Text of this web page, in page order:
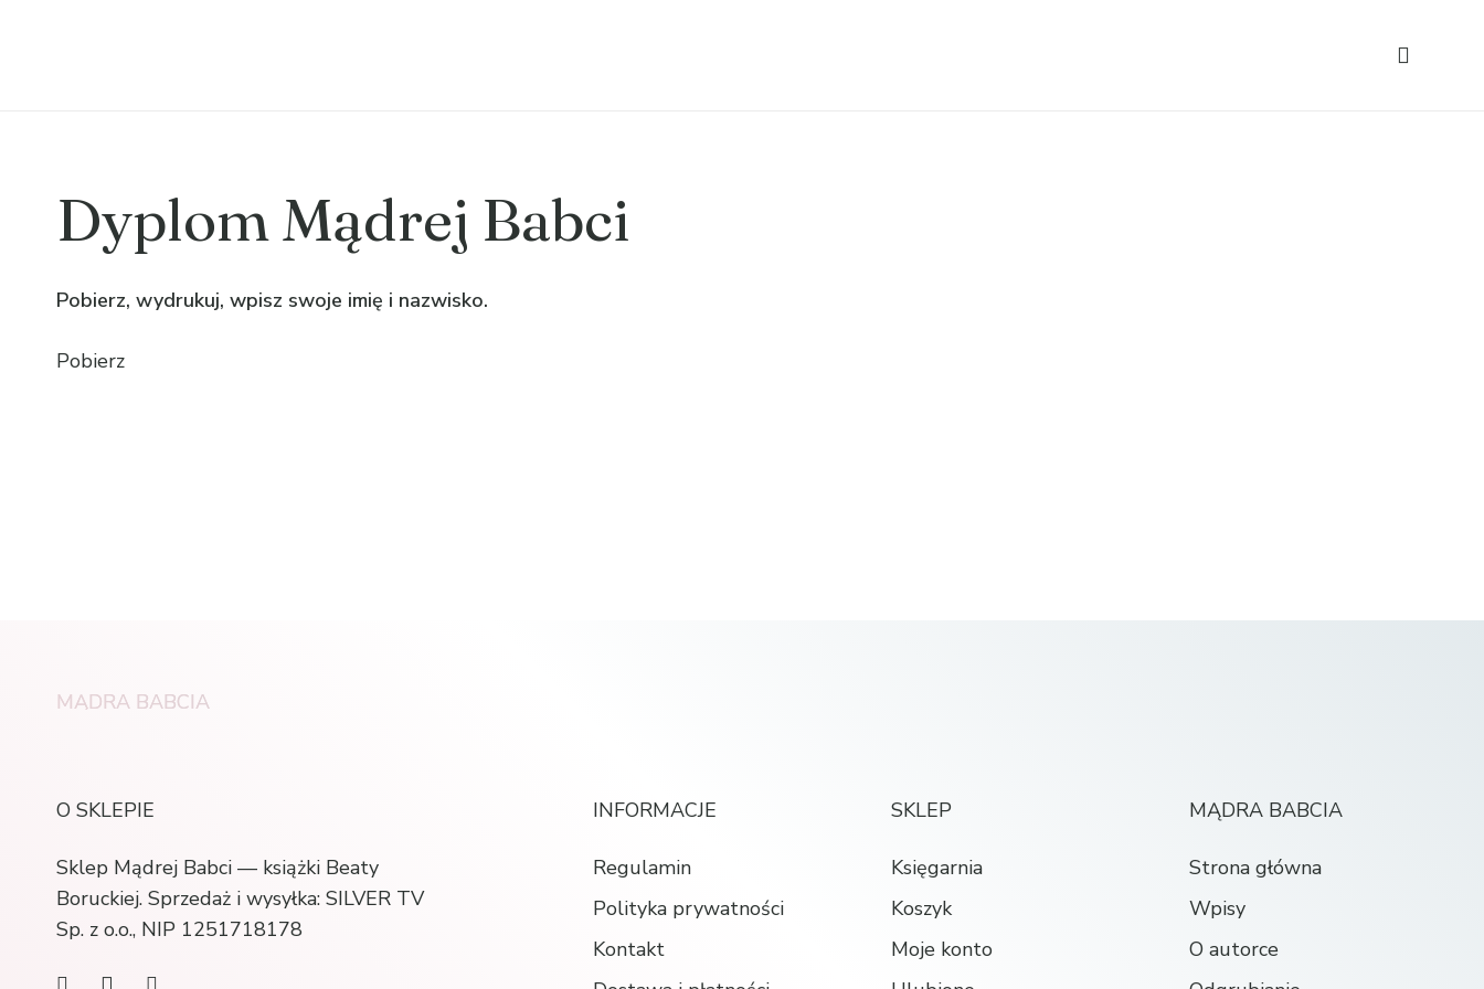
Dyplom Mądrej Babci
Pobierz, wydrukuj, wpisz swoje imię i nazwisko.
Pobierz
MĄDRA BABCIA
O SKLEPIE
Sklep Mądrej Babci — książki Beaty
Boruckiej. Sprzedaż i wysyłka: SILVER TV
Sp. z o.o., NIP 1251718178
INFORMACJE
Regulamin
Polityka prywatności
Kontakt
SKLEP
Księgarnia
Koszyk
Moje konto
MĄDRA BABCIA
Strona główna
Wpisy
O autorce